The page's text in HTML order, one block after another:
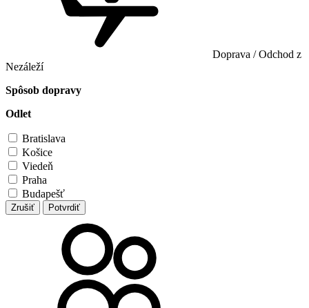
Doprava / Odchod z
Nezáleží
Spôsob dopravy
Odlet
Bratislava
Košice
Viedeň
Praha
Budapešť
Zrušiť Potvrdiť